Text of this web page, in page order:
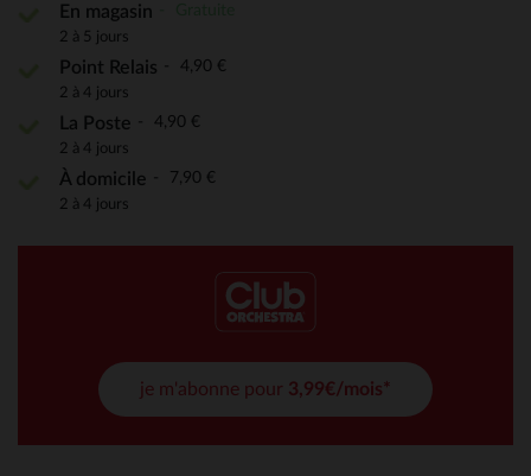
En magasin
2 à 5 jours
Point Relais 4,90 €
2 à 4 jours
La Poste 4,90 €
2 à 4 jours
À domicile 7,90 €
2 à 4 jours
je m'abonne pour 3,99€/mois*